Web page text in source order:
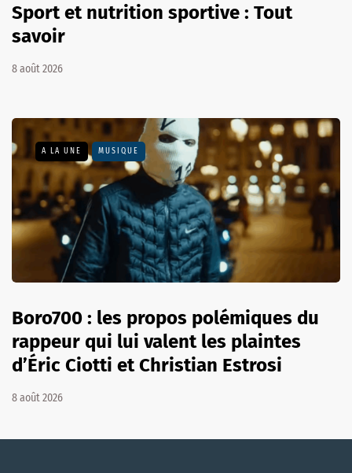
Sport et nutrition sportive : Tout
savoir
8 août 2026
A LA UNE MUSIQUE
Boro700 : les propos polémiques du
rappeur qui lui valent les plaintes
d’Éric Ciotti et Christian Estrosi
8 août 2026